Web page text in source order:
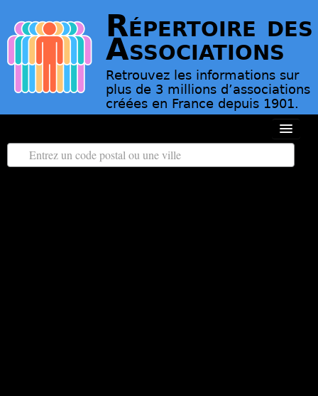
Répertoire des
Associations
Retrouvez les informations sur
plus de 3 millions d’associations
créées en France depuis 1901.